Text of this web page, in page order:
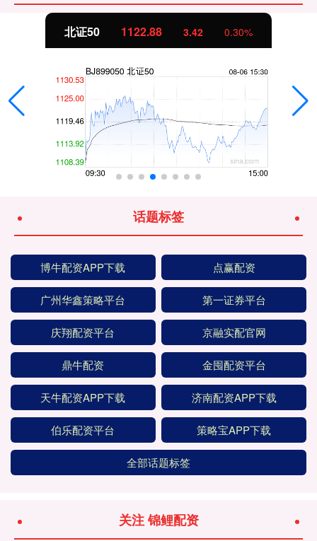
北证50 1122.88 3.42 0.30%
话题标签
博牛配资APP下载 点赢配资
广州华鑫策略平台 第一证券平台
庆翔配资平台 京融实配官网
鼎牛配资 金囤配资平台
天牛配资APP下载 济南配资APP下载
伯乐配资平台 策略宝APP下载
全部话题标签
关注 锦鲤配资